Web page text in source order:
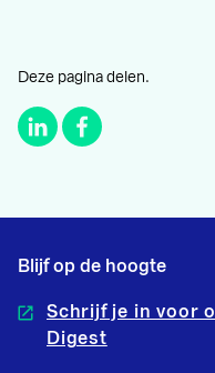
Deze pagina delen.
Blijf op de hoogte
Schrijf je in voor
Digest